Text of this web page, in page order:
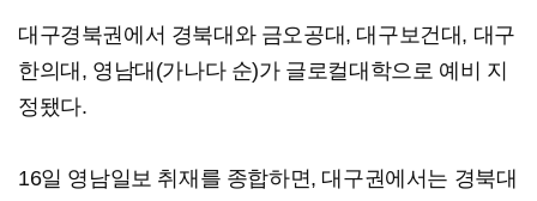
대구경북권에서 경북대와 금오공대, 대구보건대, 대구
한의대, 영남대(가나다 순)가 글로컬대학으로 예비 지
정됐다.
16일 영남일보 취재를 종합하면, 대구권에서는 경북대